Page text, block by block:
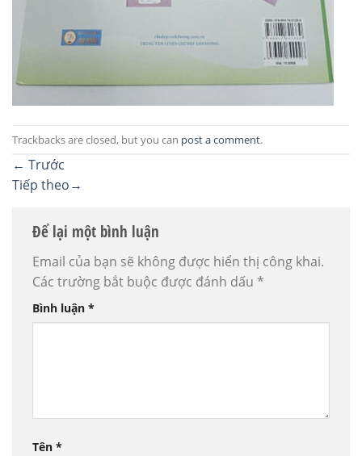
Trackbacks are closed, but you can post a comment.
← Trước
Tiếp theo→
Để lại một bình luận
Email của bạn sẽ không được hiển thị công khai.
Các trường bắt buộc được đánh dấu *
Bình luận *
Tên *